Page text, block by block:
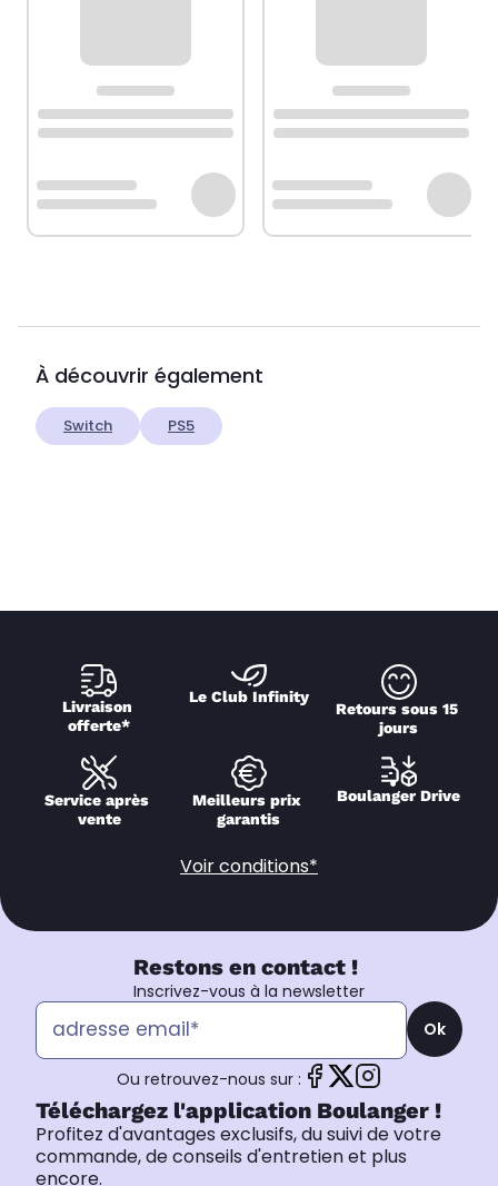
À découvrir également
Switch PS5
Livraison
offerte*
Le Club Infinity
Retours sous 15
jours
Service après
vente
Meilleurs prix
garantis
Boulanger Drive
Voir conditions*
Restons en contact !
Inscrivez-vous à la newsletter
Ok
Ou retrouvez-nous sur :
Téléchargez l'application Boulanger !
Profitez d'avantages exclusifs, du suivi de votre
commande, de conseils d'entretien et plus
encore.